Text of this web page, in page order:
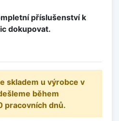
příslušenství k
dokupovat.
skladem u výrobce v
během
pracovních dnů.